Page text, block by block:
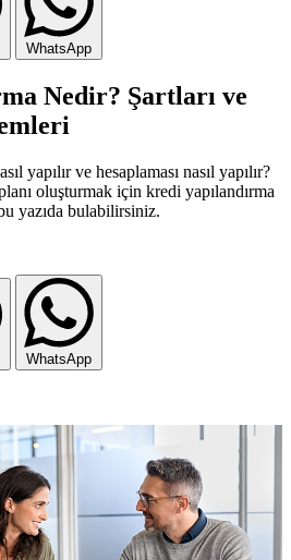
WhatsApp
Nedir? Şartları ve
yapılır ve hesaplaması nasıl yapılır?
oluşturmak için kredi yapılandırma
yazıda bulabilirsiniz.
WhatsApp